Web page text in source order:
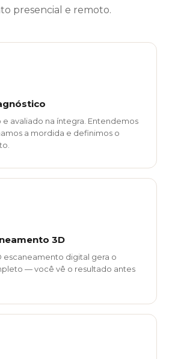
presencial e remoto.
avaliado na íntegra. Entendemos
a mordida e definimos o
3D
escaneamento digital gera o
— você vê o resultado antes